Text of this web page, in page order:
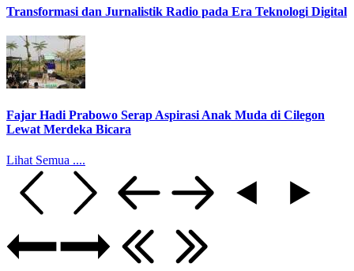
Transformasi dan Jurnalistik Radio pada Era Teknologi Digital
Fajar Hadi Prabowo Serap Aspirasi Anak Muda di Cilegon
Lewat Merdeka Bicara
Lihat Semua ....